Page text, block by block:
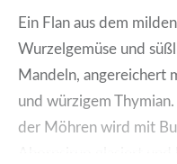
Ein Flan aus dem milden
Wurzelgemüse und
Mandeln, angereichert
und würzigem Thymian.
der Möhren wird mit